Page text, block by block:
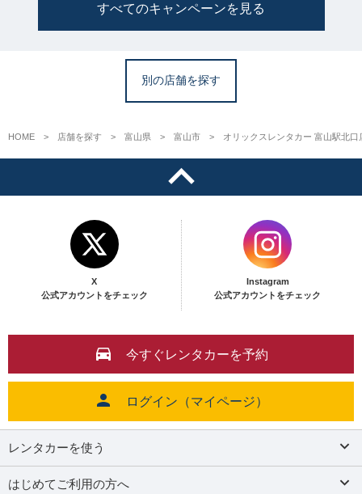
すべてのキャンペーンを見る
別の店舗を探す
HOME 店舗を探す 富山県 富山市 オリックスレンタカー 富山駅北口
X
公式アカウントをチェック
Instagram
公式アカウントをチェック
今すぐレンタカーを予約
ログイン（マイページ）
レンタカーを使う
はじめてご利用の方へ